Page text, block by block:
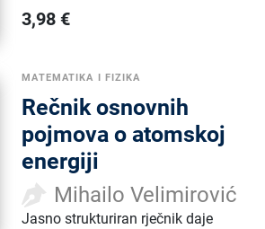
3,98 €
MATEMATIKA I FIZIKA
Rečnik osnovnih
pojmova o atomskoj
energiji
Mihailo Velimirović
Jasno strukturiran rječnik daje